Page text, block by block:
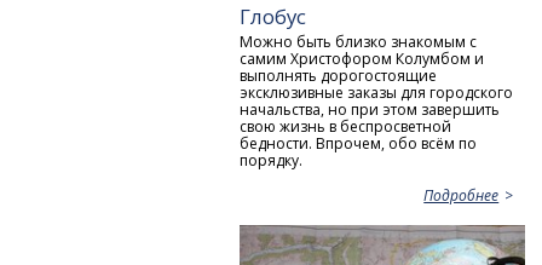
Глобус
Можно быть близко знакомым с
самим Христофором Колумбом и
выполнять дорогостоящие
эксклюзивные заказы для городского
начальства, но при этом завершить
свою жизнь в беспросветной
бедности. Впрочем, обо всём по
порядку.
Подробнее